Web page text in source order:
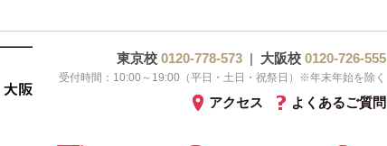
東京校 0120-778-573 | 大阪校 0120-726-555
受付時間：10:00～19:00（平日・土日・祝祭日）※年末年始を除く
よくあるご質問
アクセス